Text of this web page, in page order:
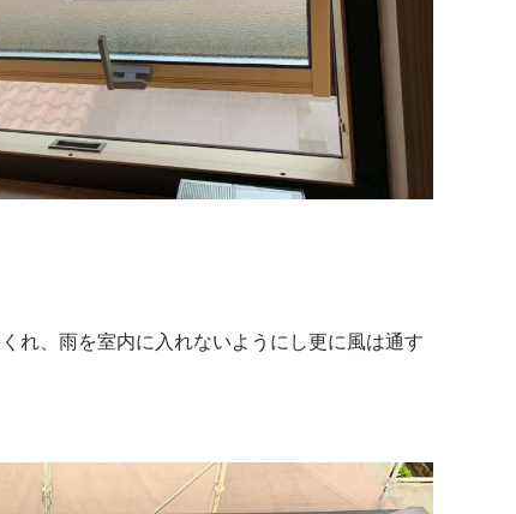
れ、雨を室内に入れないようにし更に風は通す